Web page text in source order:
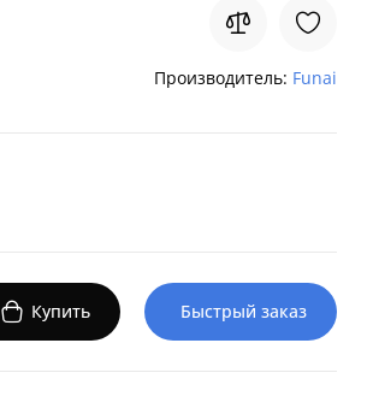
Производитель: Funai
Купить Быстрый заказ